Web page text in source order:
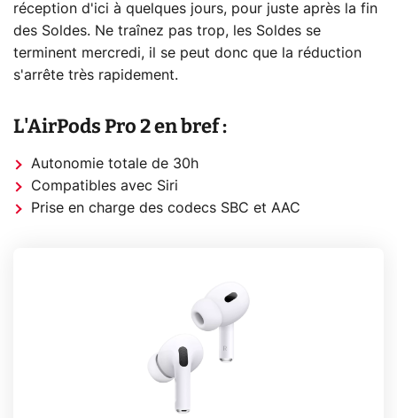
réception d'ici à quelques jours, pour juste après la fin
des Soldes. Ne traînez pas trop, les Soldes se
terminent mercredi, il se peut donc que la réduction
s'arrête très rapidement.
L'AirPods Pro 2 en bref :
Autonomie totale de 30h
Compatibles avec Siri
Prise en charge des codecs SBC et AAC